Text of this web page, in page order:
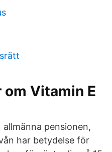
om Vitamin E
pensionen,
har betydelse för